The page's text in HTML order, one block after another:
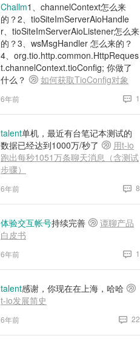
Challm1、channelContext怎么来
的？2、tioSiteImServerAioHandle
r、tioSiteImServerAioListener怎么来
的？3、wsMsgHandler 怎么来的？
4、org.tio.http.common.HttpReques
t.channelContext.tioConfig; 你做了
什么？
如何获取TioConfig对象
6年前 1
talent单机，最近有台笔记本测试的
数据已经达到1000万/秒了
用t-io
跑出每秒1051万条聊天消息（含测试
步骤）
6年前 8
体验交互帐号持续完善
谭聊产品
白皮书
6年前 1
talent感谢，你现在在上海，哈哈
t-io发展简史
6年前 22